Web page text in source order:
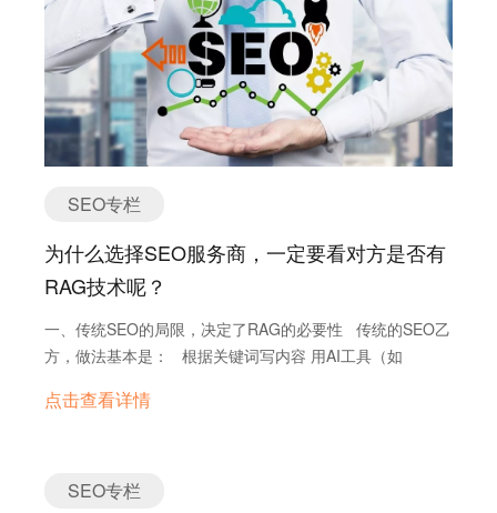
不行。 ✅ 第二，我们做的是“企业知识+AI”的结合——
RAG模型驱动的SEO内容创作 很多AI写出来的内容像是“AI
作文”，看似通顺，但没有干货、没有参考、不懂产品。而
我们的RAG SEO，是先建立客户自己的知识库（产品介
绍、报价单、聊天记录、行业文章、抖音视频等），AI基于
企业内部内容来创作，再由人工审核润色，并用内部AI降检
单说：我们不是AI替你写内容，而是AI+你企业自己的经验
保相关性和质量，并统一检测“AI度” 我们使用 ZeroGPT 作
为参考检测工具（行业使用最广泛），再配合我们内部降AI
歌识别为AI生成垃圾内容。 此外，每篇内容都由你确认、与
你产品强相关，不存在“写了无效内容还不知道”的问题。
那么，怎么开始做才是正确的？ 搭建 WordPress 独立
了解的内容交给我们，我们整理为AI知识库。 进行AI生成 +
SEO专栏
为什么选择SEO服务商，一定要看对方是否有
RAG技术呢？
一、传统SEO的局限，决定了RAG的必要性 传统的SEO乙
方，做法基本是： 根据关键词写内容 用AI工具（如
问题是： 这些内容对企业没有独特价值，也无法持续积累
的核心是什么？ 👉 AI只根据你企业自己的知识来写内容
点击查看详情
SEO专栏